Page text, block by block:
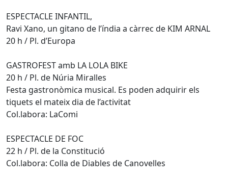
ESPECTACLE INFANTIL,
Ravi Xano, un gitano de l’índia a càrrec de KIM ARNAL
20 h / Pl. d’Europa
GASTROFEST amb LA LOLA BIKE
20 h / Pl. de Núria Miralles
Festa gastronòmica musical. Es poden adquirir els
tiquets el mateix dia de l’activitat
Col.labora: LaComi
ESPECTACLE DE FOC
22 h / Pl. de la Constitució
Col.labora: Colla de Diables de Canovelles